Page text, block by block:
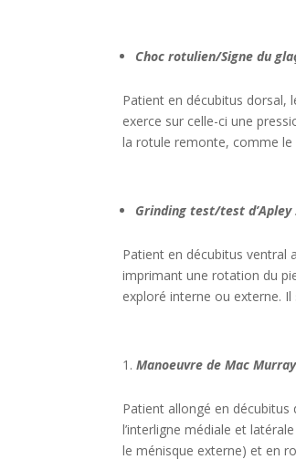
Choc rotulien/Signe du
Patient en décubitus dorsal,
exerce sur celle-ci une
la rotule remonte, comme le
Grinding test/test d’Apley
Patient en décubitus ventral
imprimant une rotation du
exploré interne ou externe. Il
Manoeuvre de Mac
Patient allongé en décubitus
l’interligne médiale et
le ménisque externe) et en